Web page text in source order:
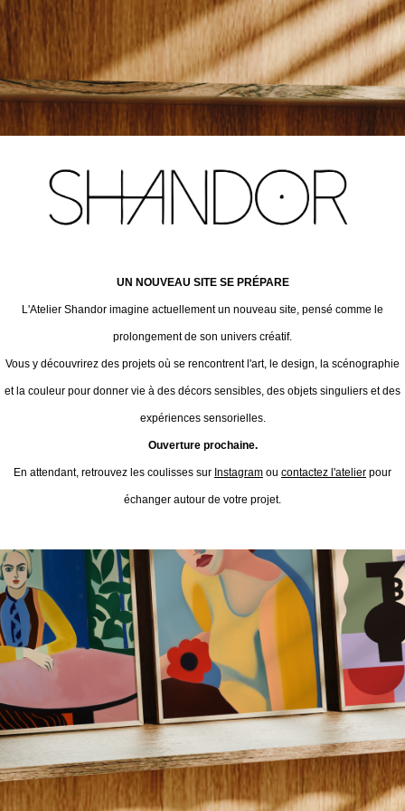
UN NOUVEAU SITE SE PRÉPARE
L'Atelier Shandor imagine actuellement un nouveau site, pensé comme le
prolongement de son univers créatif.
Vous y découvrirez des projets où se rencontrent l'art, le design, la scénographie
et la couleur pour donner vie à des décors sensibles, des objets singuliers et des
expériences sensorielles.
Ouverture prochaine.
En attendant, retrouvez les coulisses sur Instagram ou contactez l'atelier pour
échanger autour de votre projet.